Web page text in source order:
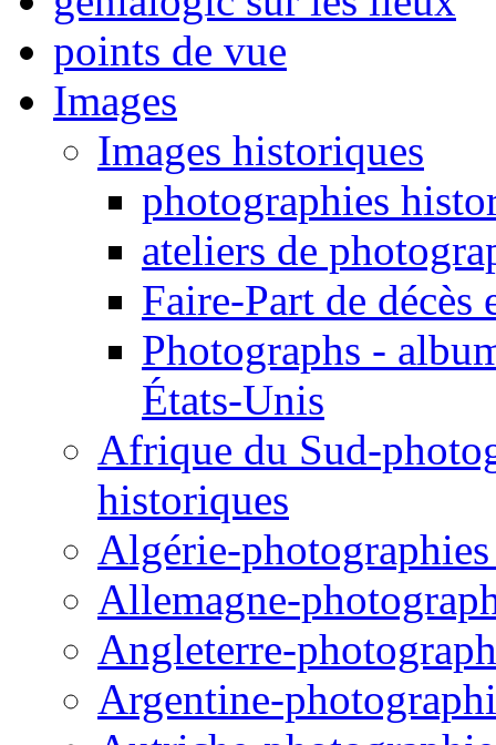
points de vue
Images
Images historiques
photographies
ateliers de
Faire-Part de décès
Photographs -
États-Unis
Afrique du Sud-
historiques
Algérie-
Allemagne-
Angleterre-
Argentine-